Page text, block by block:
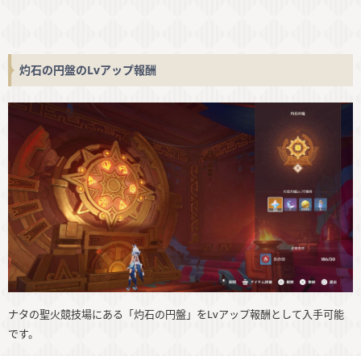
灼石の円盤のLvアップ報酬
ナタの聖火競技場にある「灼石の円盤」をLvアップ報酬として入手可能
です。